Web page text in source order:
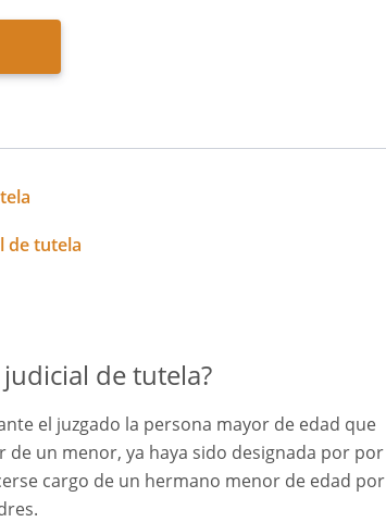
de tutela
de tutela?
el juzgado la persona mayor de edad que
un menor, ya haya sido designada por por
cargo de un hermano menor de edad por